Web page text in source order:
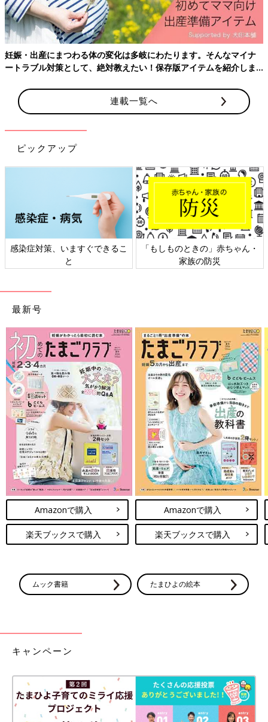
休園すると虐待の発見が遅れるため、悲惨な事件が起きやすくな
ります。
虐待を防ぐには、とにかく第３者がかかわることが必要です。
虐待に走りそう…と思ったときは、早くまわりに
子どもの虐待は、親が理性を失い徐々にエスカレートしていきま
――もし今、ストレスから、つい子どもに当たってしまうという
後藤 親、きょうだい、ママ友だちなど気心知れた人にSOSを出
してください。
またパパ(ママ)が、早めに異変に気づいてあげることも大切で
す。
必要ならば、実家に帰省してもいいです。親の目などが行き届
き、子どもと2人だけにならない環境を作ることが大切です。
か。
センター、保健センターなどのほうが相談しやすいように思いま
す。市区町村では乳幼児健診、子育て支援など子どもにかかわる
施策を幅広く行っていますので、虐待に至らない時点でも、気楽
に相談しやすいのではないでしょうか。
――なかには乳幼児健診に行かない親もいるようですが…。
後藤 乳幼児健診は、子どもの病気などを早期に発見するため受
けてほしいのですが、子どもの体にあざや傷があると怪しまれる
ので、虐待している親は乳幼児健診を受けさせません。
乳幼児健診を受けさせないでいると、市区町村では親が虐待して
いるのでは!? と疑い、児童相談所や警察など関係機関に連絡し
て調べることになります。子どものためにも自分のためにも、自
治体から連絡が来ている乳幼児健診は、受けてください。
――政府が創設を進めている「こども庁」も、児童虐待防止対策
後藤 私は「こども庁」ができることにより、これまではバラバ
ラだった、厚生労働省、文部科学省、警察庁など児童虐待防止対
現在は、児童相談所と警察等関係機関との連携に消極的な自治体
携が進み、その流れが自治体に広がれば児童相談所、市区町村、
警察、学校等関係機関が情報共有しながら、連携して活動できる
ようになることが期待できます。
これにより、虐待によって命を落とす子はもっと減るはずです。
妊娠・出産にまつわる体の変化は多岐にわたります。そんなマイナ
ートラブル対策として、絶対教えたい！保存版アイテムを紹介しま
連載一覧へ
ピックアップ
感染症対策、いますぐできるこ
と
「もしものときの」赤ちゃん・
家族の防災
最新号
Amazonで購入
楽天ブックスで購入
Amazonで購入
楽天ブックスで購入
ムック書籍 たまひよの絵本
キャンペーン